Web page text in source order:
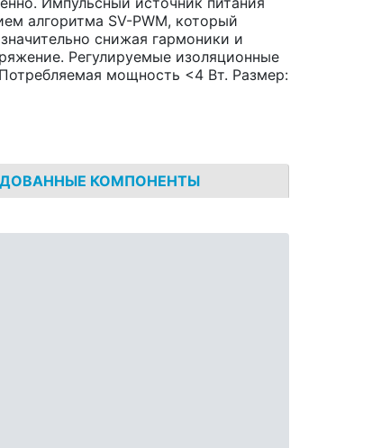
алгоритма SV-PWM, который
снижая гармоники и
Регулируемые изоляционные
мощность <4 Вт. Размер:
КОМПОНЕНТЫ